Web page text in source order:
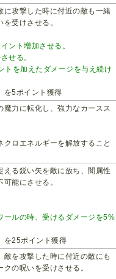
に攻撃した時に付近の敵も一緒
受けさせる。
ント増加させる。
せる。
トを加えたダメージを与え続け
を5ポイント獲得
魔力に転化し、強力なカースス
クロエネルギーを解放すること
える鋭い矢を敵に放ち、闇属性
能にさせる。
ールの時、受けるダメージを5%
を25ポイント獲得
敵を攻撃した時に付近の敵にも
の呪いを受けさせる。